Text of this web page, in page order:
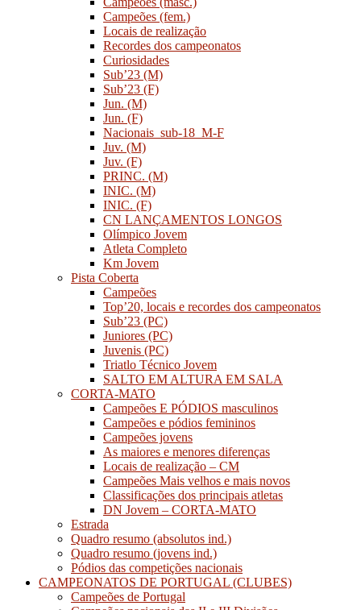
Campeões (fem.)
Locais de realização
Recordes dos campeonatos
Curiosidades
Sub’23 (M)
Sub’23 (F)
Jun. (M)
Jun. (F)
Nacionais_sub-18_M-F
Juv. (M)
Juv. (F)
PRINC. (M)
INIC. (M)
INIC. (F)
CN LANÇAMENTOS LONGOS
Olímpico Jovem
Atleta Completo
Km Jovem
Pista Coberta
Campeões
Top’20, locais e recordes dos campeonatos
Sub’23 (PC)
Juniores (PC)
Juvenis (PC)
Triatlo Técnico Jovem
SALTO EM ALTURA EM SALA
CORTA-MATO
Campeões E PÓDIOS masculinos
Campeões e pódios femininos
Campeões jovens
As maiores e menores diferenças
Locais de realização – CM
Campeões Mais velhos e mais novos
Classificações dos principais atletas
DN Jovem – CORTA-MATO
Estrada
Quadro resumo (absolutos ind.)
Quadro resumo (jovens ind.)
Pódios das competições nacionais
CAMPEONATOS DE PORTUGAL (CLUBES)
Campeões de Portugal